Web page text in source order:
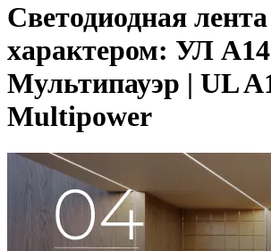
Светодиодная
характером: УЛ
Мультипауэр | UL
Multipower